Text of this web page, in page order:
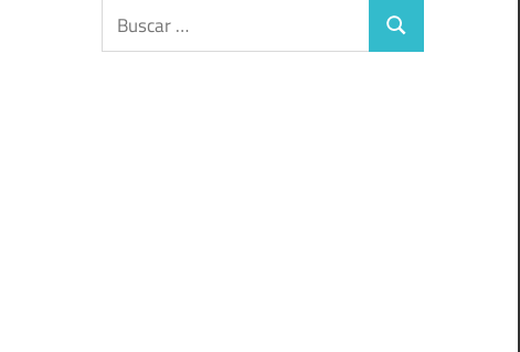
Buscar:
Buscar